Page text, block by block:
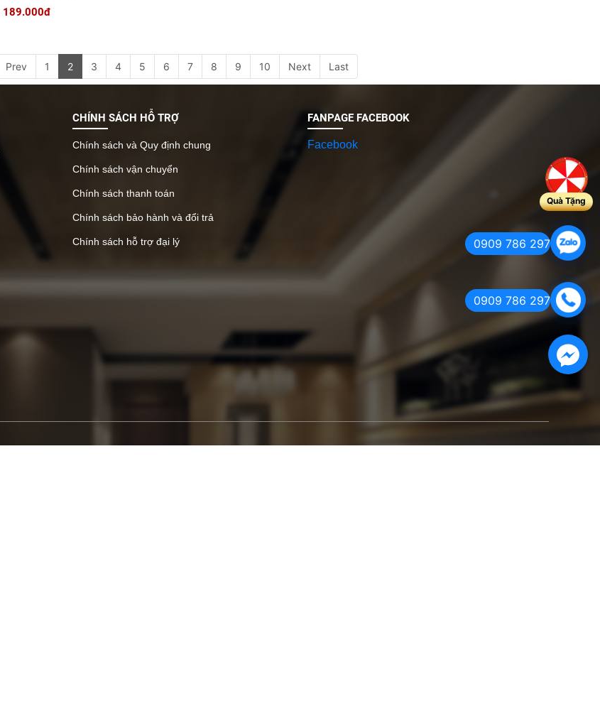
189.000đ
Prev 1 2 3 4 5 6 7 8 9 10 Next Last
CHÍNH SÁCH HỖ TRỢ
Chính sách và Quy định chung
Chính sách vận chuyển
Chính sách thanh toán
Chính sách bảo hành và đổi trả
Chính sách hỗ trợ đại lý
FANPAGE FACEBOOK
Facebook
Quà Tặng
0909 786 297
0909 786 297